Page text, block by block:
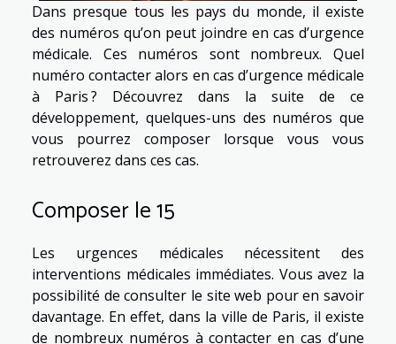
Dans presque tous les pays du monde, il existe
des numéros qu’on peut joindre en cas d’urgence
médicale. Ces numéros sont nombreux. Quel
numéro contacter alors en cas d’urgence médicale
à Paris ? Découvrez dans la suite de ce
développement, quelques-uns des numéros que
vous pourrez composer lorsque vous vous
retrouverez dans ces cas.
Composer le 15
Les urgences médicales nécessitent des
interventions médicales immédiates. Vous avez la
possibilité de consulter le site web pour en savoir
davantage. En effet, dans la ville de Paris, il existe
de nombreux numéros à contacter en cas d’une